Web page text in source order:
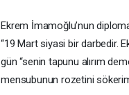
Ekrem İmamoğlu’nun
“19 Mart siyasi bir darbedir.
gün “senin tapunu alırım
mensubunun rozetini